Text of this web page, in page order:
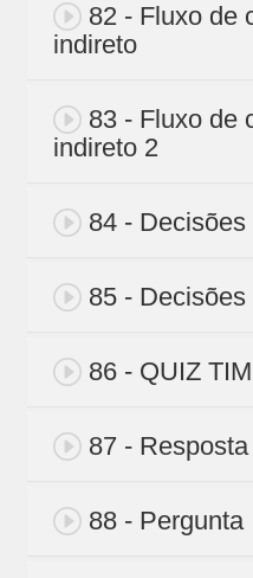
82 - Fluxo de
indireto
83 - Fluxo de
indireto 2
84 -
85 -
86 - QUIZ
87 - Resposta
88 - Pergunta